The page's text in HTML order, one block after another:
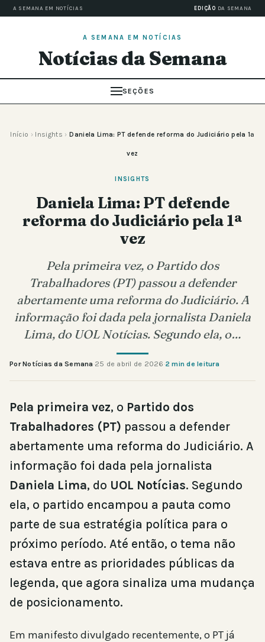
A SEMANA EM NOTÍCIAS EDIÇÃO DA SEMANA
A SEMANA EM NOTÍCIAS
Notícias da Semana
SEÇÕES
Início › Insights › Daniela Lima: PT defende reforma do Judiciário pela 1ª
vez
INSIGHTS
Daniela Lima: PT defende
reforma do Judiciário pela 1ª
vez
Pela primeira vez, o Partido dos
Trabalhadores (PT) passou a defender
abertamente uma reforma do Judiciário. A
informação foi dada pela jornalista Daniela
Lima, do UOL Notícias. Segundo ela, o…
Por Notícias da Semana·25 de abril de 2026·2 min de leitura
Pela primeira vez, o Partido dos
Trabalhadores (PT) passou a defender
abertamente uma reforma do Judiciário. A
informação foi dada pela jornalista
Daniela Lima, do UOL Notícias. Segundo
ela, o partido encampou a pauta como
parte de sua estratégia política para o
próximo período. Até então, o tema não
estava entre as prioridades públicas da
legenda, que agora sinaliza uma mudança
de posicionamento.
Em manifesto divulgado recentemente, o PT já